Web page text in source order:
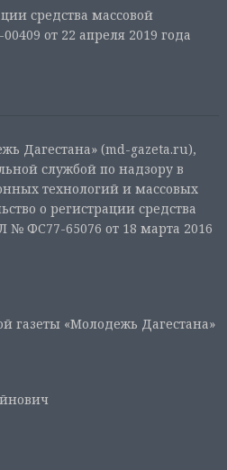
средства массовой
от 22 апреля 2019 года
Дагестана» (md-gazeta.ru),
службой по надзору в
технологий и массовых
о регистрации средства
ФС77-65076 от 18 марта 2016
газеты «Молодежь Дагестана»